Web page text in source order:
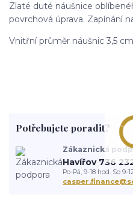
Zlaté duté náušnice
povrchová úprava. Zapínání
Vnitřní průměr náušnic 3,5
Potřebujete poradit?
Zákaznická
Havířov 736
Po-Pá, 9-18 hod. So 9-